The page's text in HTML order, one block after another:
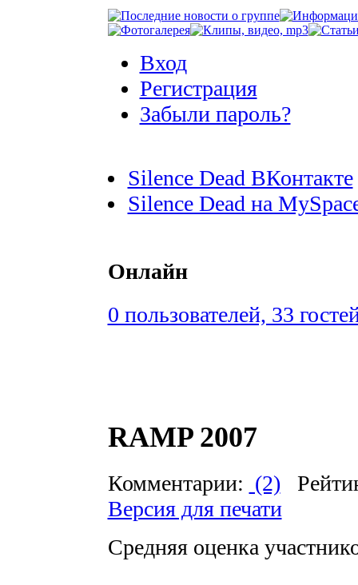
Вход
Регистрация
Забыли пароль?
Silence Dead ВКонтакте
Silence Dead на
Онлайн
0 пользователей, 33
RAMP 2007
Комментарии: (2)
Версия для печати
Средняя оценка